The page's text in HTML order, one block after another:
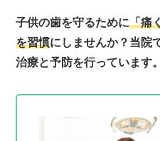
子供の歯を守るために「痛
を習慣にしませんか？ 当院
治療と予防を行っています。